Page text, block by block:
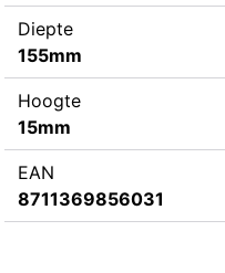
Diepte
155mm
Hoogte
15mm
EAN
8711369856031